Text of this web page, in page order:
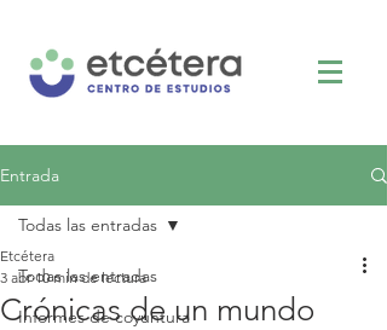
Entrada
Todas las entradas
Informes de coyuntura
Todas las entradas
Crónicas de un mundo
Etcétera
3 abr 10 min de lectura